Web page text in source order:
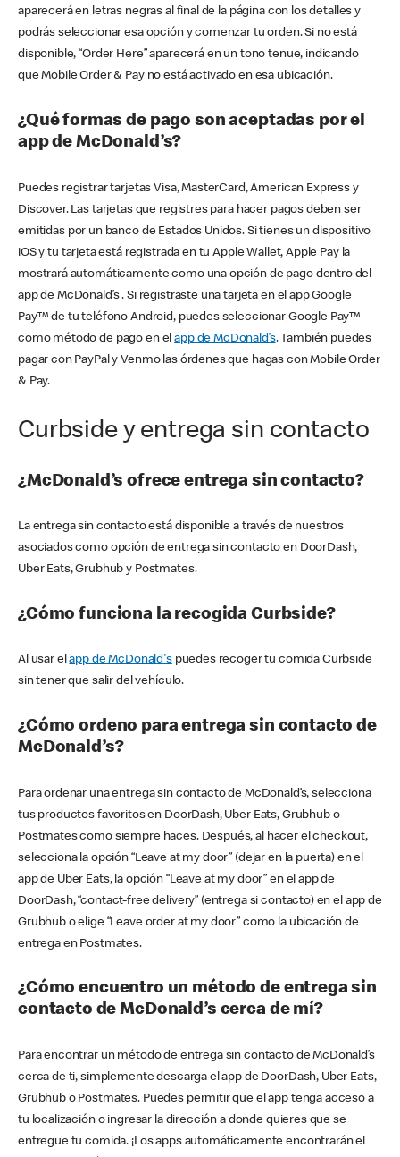
aparecerá en letras negras al final de la página con los detalles y
podrás seleccionar esa opción y comenzar tu orden. Si no está
disponible, “Order Here” aparecerá en un tono tenue, indicando
que Mobile Order & Pay no está activado en esa ubicación.
¿Qué formas de pago son aceptadas por el
app de McDonald’s?
Puedes registrar tarjetas Visa, MasterCard, American Express y
Discover. Las tarjetas que registres para hacer pagos deben ser
emitidas por un banco de Estados Unidos. Si tienes un dispositivo
iOS y tu tarjeta está registrada en tu Apple Wallet, Apple Pay la
mostrará automáticamente como una opción de pago dentro del
app de McDonald’s . Si registraste una tarjeta en el app Google
Pay™ de tu teléfono Android, puedes seleccionar Google Pay™
como método de pago en elapp de McDonald’s. También puedes
pagar con PayPal y Venmo las órdenes que hagas con Mobile Order
& Pay.
Curbside y entrega sin contacto
¿McDonald’s ofrece entrega sin contacto?
La entrega sin contacto está disponible a través de nuestros
asociados como opción de entrega sin contacto en DoorDash,
Uber Eats, Grubhub y Postmates.
¿Cómo funciona la recogida Curbside?
Al usar elapp de McDonald'spuedes recoger tu comida Curbside
sin tener que salir del vehículo.
¿Cómo ordeno para entrega sin contacto de
McDonald’s?
Para ordenar una entrega sin contacto de McDonald’s, selecciona
tus productos favoritos en DoorDash, Uber Eats, Grubhub o
Postmates como siempre haces. Después, al hacer el checkout,
selecciona la opción “Leave at my door” (dejar en la puerta) en el
app de Uber Eats, la opción “Leave at my door” en el app de
DoorDash, “contact-free delivery” (entrega si contacto) en el app de
Grubhub o elige “Leave order at my door” como la ubicación de
entrega en Postmates.
¿Cómo encuentro un método de entrega sin
contacto de McDonald’s cerca de mí?
Para encontrar un método de entrega sin contacto de McDonald’s
cerca de ti, simplemente descarga el app de DoorDash, Uber Eats,
Grubhub o Postmates. Puedes permitir que el app tenga acceso a
tu localización o ingresar la dirección a donde quieres que se
entregue tu comida. ¡Los apps automáticamente encontrarán el